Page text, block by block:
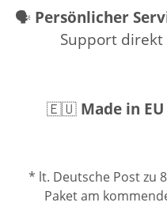
🗣️ Persönlicher
Support
🇪🇺 Made in EU
* lt. Deutsche Post zu
Paket am